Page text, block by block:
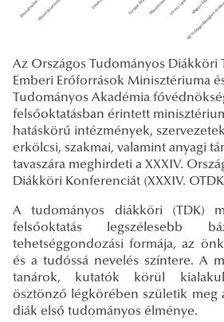
Az Országos Tudományos Diákköri
Emberi Erőforrások Minisztériuma
Tudományos Akadémia
felsőoktatásban érintett
hatáskörű intézmények,
erkölcsi, szakmai, valamint anyagi
tavaszára meghirdeti a XXXIV.
Diákköri Konferenciát (XXXIV.
A tudományos diákköri (TDK)
felsőoktatás legszélesebb
tehetséggondozási formája, az
és a tudóssá nevelés színtere. A
tanárok, kutatók körül
ösztönző légkörében születik meg
diák első tudományos élménye.